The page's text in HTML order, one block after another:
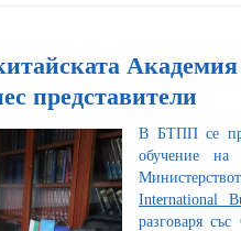
Академия
представители
В БТПП се
обучение на
International
разговаря